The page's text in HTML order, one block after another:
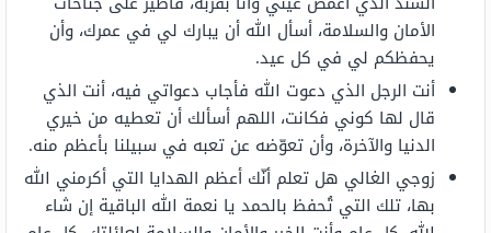
الأمان والسلامة، أسأل الله أن يبارك لي في عمرك، وأن
يحفظكم لي في كل عيد.
أنت الرجل الذي دعوت الله فأجاب دعواتي فيه، أنت الذي
قال لها كوني فكانت، اللهم أسألك أن تعطيه من خيري
الدنيا والآخرة، وأن تعوّضه عن تعبه في سبيلنا بأعظم منه.
زوجي الغالي هل تعلم أنّك أعظم الهدايا التي أكرمني الله
بها، تلك التي تُحفظ بالحمد يا نعمة الله الباقية إن شاء